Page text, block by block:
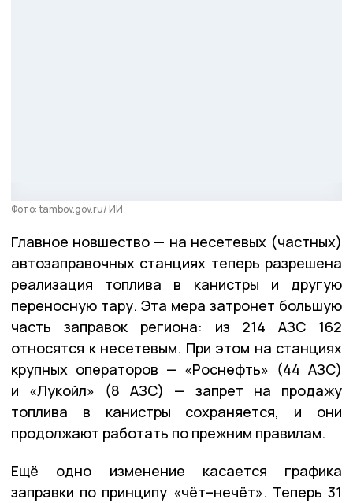
Фото: tambov.gov.ru/ ИИ
Главное новшество — на несетевых (частных)
автозаправочных станциях теперь разрешена
реализация топлива в канистры и другую
переносную тару. Эта мера затронет большую
часть заправок региона: из 214 АЗС 162
относятся к несетевым. При этом на станциях
крупных операторов — «Роснефть» (44 АЗС)
и «Лукойл» (8 АЗС) — запрет на продажу
топлива в канистры сохраняется, и они
продолжают работать по прежним правилам.
Ещё одно изменение касается графика
заправки по принципу «чёт–нечёт». Теперь 31